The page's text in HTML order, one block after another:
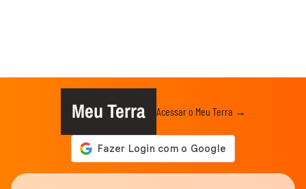
Meu Terra Acessar o Meu Terra →